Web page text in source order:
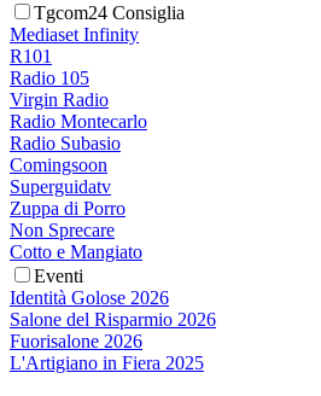
Tgcom24 Consiglia
Mediaset Infinity
R101
Radio 105
Virgin Radio
Radio Montecarlo
Radio Subasio
Comingsoon
Superguidatv
Zuppa di Porro
Non Sprecare
Cotto e Mangiato
Eventi
Identità Golose 2026
Salone del Risparmio 2026
Fuorisalone 2026
L'Artigiano in Fiera 2025